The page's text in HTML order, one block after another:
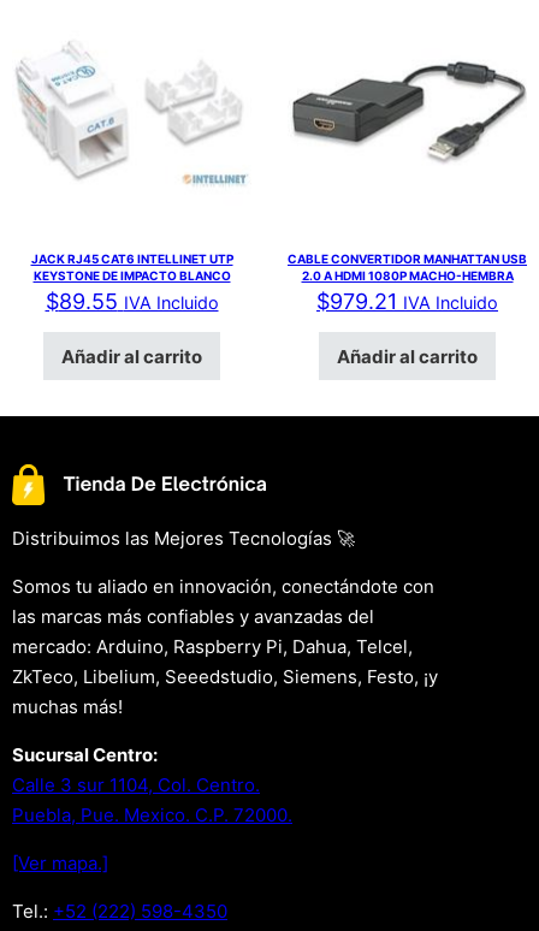
JACK RJ45 CAT6 INTELLINET UTP
KEYSTONE DE IMPACTO BLANCO
$89.55 IVA Incluido
Añadir al carrito
CABLE CONVERTIDOR MANHATTAN USB
2.0 A HDMI 1080P MACHO-HEMBRA
$979.21 IVA Incluido
Añadir al carrito
Distribuimos las Mejores Tecnologías 🚀
Somos tu aliado en innovación, conectándote con
las marcas más confiables y avanzadas del
mercado: Arduino, Raspberry Pi, Dahua, Telcel,
ZkTeco, Libelium, Seeedstudio, Siemens, Festo, ¡y
muchas más!
Sucursal Centro:
Calle 3 sur 1104, Col. Centro.
Puebla, Pue. Mexico. C.P. 72000.
[Ver mapa.]
Tel.: +52 (222) 598-4350